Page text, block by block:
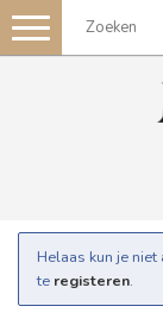
Toggle
navigation
Helaas kun je
te registeren.